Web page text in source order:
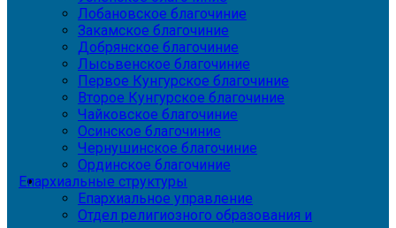
Лобановское благочиние
Закамское благочиние
Добрянское благочиние
Лысьвенское благочиние
Первое Кунгурское благочиние
Второе Кунгурское благочиние
Чайковское благочиние
Осинское благочиние
Чернушинское благочиние
Ординское благочиние
Епархиальные структуры
Епархиальное управление
Отдел религиозного образования и